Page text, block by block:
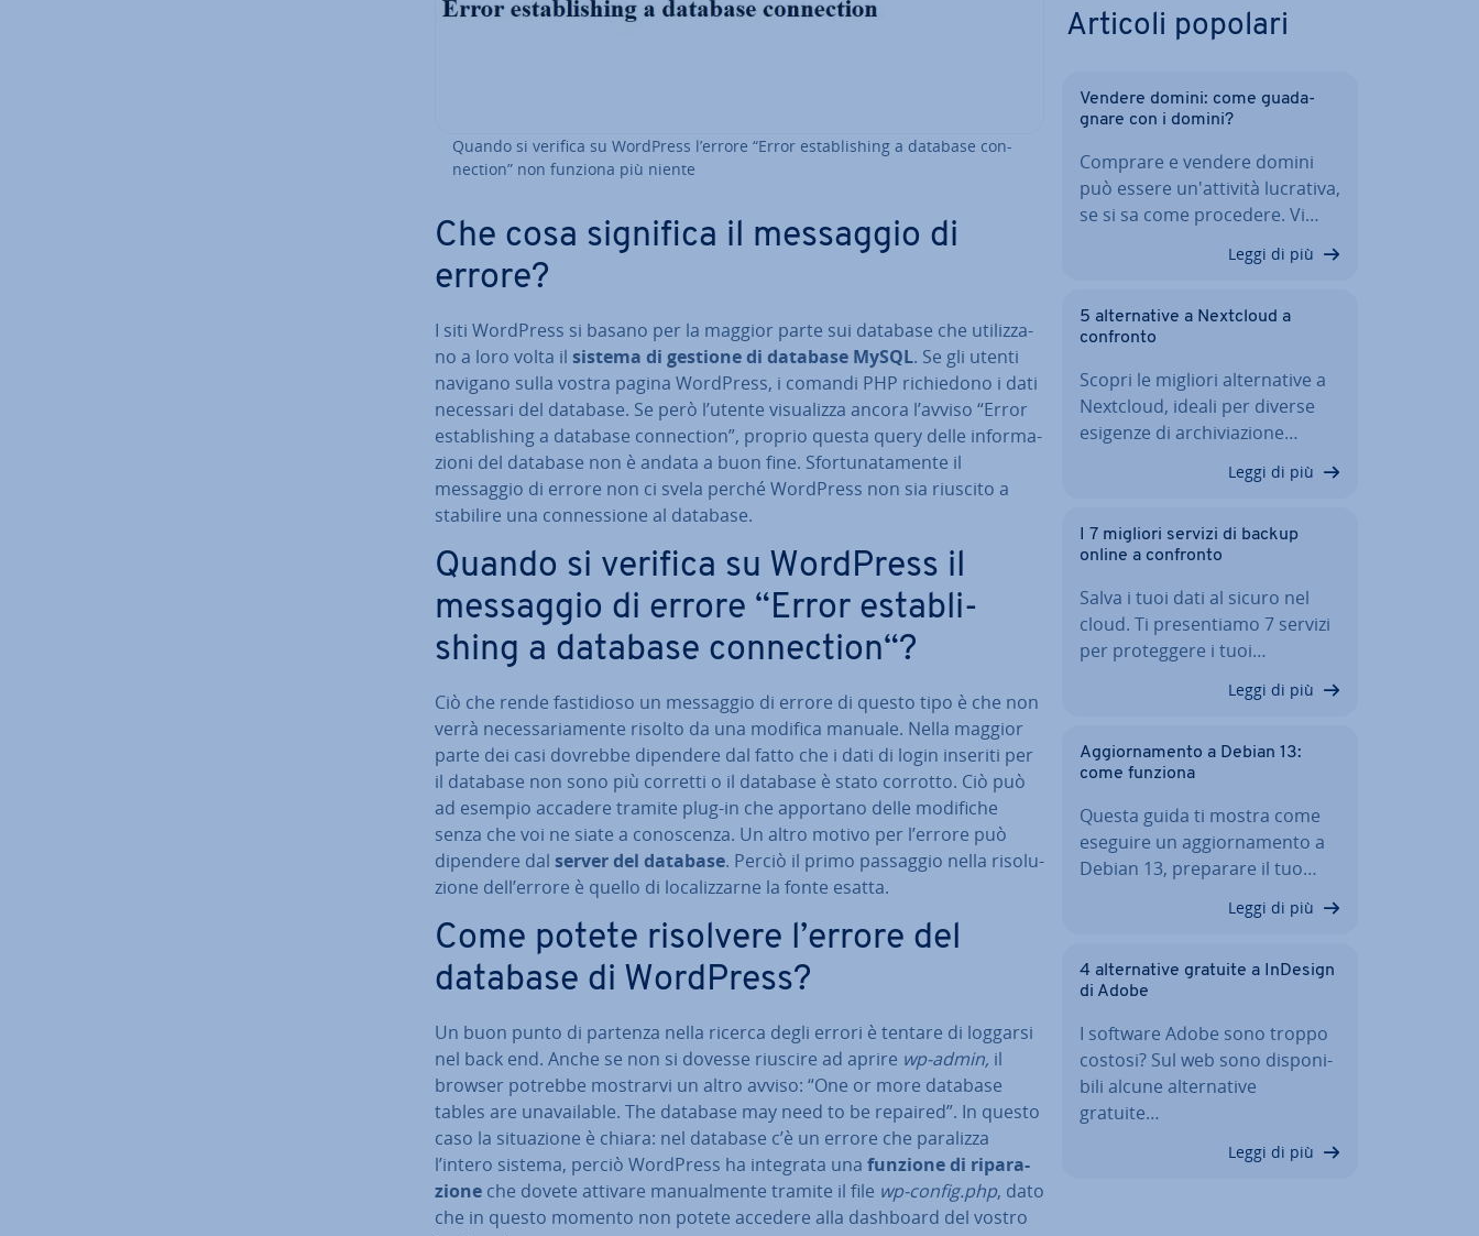
Quando si verifica su WordPress l’errore “Error esta­bli­shing a database con­
nec­tion” non funziona più niente
Che cosa significa il messaggio di
errore?
I siti WordPress si basano per la maggior parte sui database che uti­liz­za­
no a loro volta il sistema di gestione di database MySQL. Se gli utenti
navigano sulla vostra pagina WordPress, i comandi PHP ri­chie­do­no i dati
necessari del database. Se però l’utente vi­sua­liz­za ancora l’avviso “Error
esta­bli­shing a database con­nec­tion”, proprio questa query delle in­for­ma­
zio­ni del database non è andata a buon fine. Sfor­tu­na­ta­men­te il
messaggio di errore non ci svela perché WordPress non sia riuscito a
stabilire una con­nes­sio­ne al database.
Quando si verifica su WordPress il
messaggio di errore “Error esta­bli­
shing a database con­nec­tion“?
Ciò che rende fa­sti­dio­so un messaggio di errore di questo tipo è che non
verrà ne­ces­sa­ria­men­te risolto da una modifica manuale. Nella maggior
parte dei casi dovrebbe dipendere dal fatto che i dati di login inseriti per
il database non sono più corretti o il database è stato corrotto. Ciò può
ad esempio accadere tramite plug-in che apportano delle modifiche
senza che voi ne siate a co­no­scen­za. Un altro motivo per l’errore può
dipendere dal server del database. Perciò il primo passaggio nella ri­so­lu­
zio­ne dell’errore è quello di lo­ca­liz­zar­ne la fonte esatta.
Come potete risolvere l’errore del
database di WordPress?
Un buon punto di partenza nella ricerca degli errori è tentare di loggarsi
nel back end. Anche se non si dovesse riuscire ad aprire wp-admin, il
browser potrebbe mostrarvi un altro avviso: “One or more database
tables are una­vai­la­ble. The database may need to be repaired”. In questo
caso la si­tua­zio­ne è chiara: nel database c’è un errore che paralizza
l’intero sistema, perciò WordPress ha integrata una funzione di ri­pa­ra­
zio­ne che dovete attivare ma­nual­men­te tramite il file wp-config.php, dato
che in questo momento non potete accedere alla dashboard del vostro
Articoli popolari
Vendere domini: come gua­da­
gna­re con i domini?
Comprare e vendere domini
può essere un'at­ti­vi­tà lucrativa,
se si sa come procedere. Vi…
Leggi di più
5 al­ter­na­ti­ve a Nextcloud a
confronto
Scopri le migliori al­ter­na­ti­ve a
Nextcloud, ideali per diverse
esigenze di ar­chi­via­zio­ne…
Leggi di più
I 7 migliori servizi di backup
online a confronto
Salva i tuoi dati al sicuro nel
cloud. Ti pre­sen­tia­mo 7 servizi
per pro­teg­ge­re i tuoi…
Leggi di più
Ag­gior­na­men­to a Debian 13:
come funziona
Questa guida ti mostra come
eseguire un ag­gior­na­men­to a
Debian 13, preparare il tuo…
Leggi di più
4 al­ter­na­ti­ve gratuite a InDesign
di Adobe
I software Adobe sono troppo
costosi? Sul web sono di­spo­ni­
bi­li alcune al­ter­na­ti­ve
gratuite…
Leggi di più